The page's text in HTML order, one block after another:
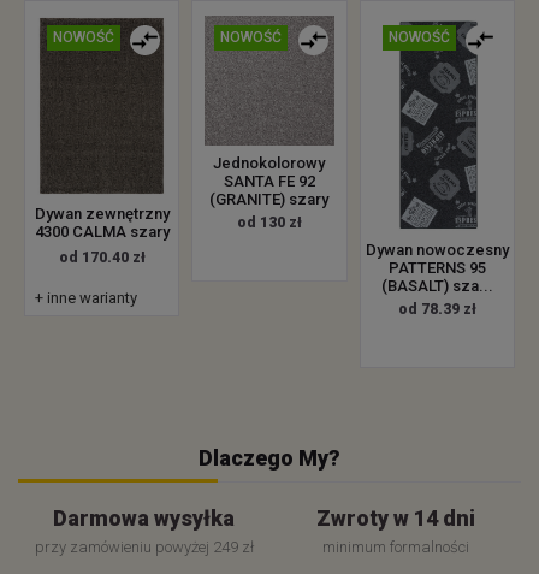
NOWOŚĆ
Dywan zewnętrzny
4300 CALMA szary
od 170.40 zł
+ inne warianty
NOWOŚĆ
Jednokolorowy
SANTA FE 92
(GRANITE) szary
od 130 zł
NOWOŚĆ
Dywan nowoczesny
PATTERNS 95
(BASALT) sza...
od 78.39 zł
Dlaczego My?
Darmowa wysyłka
przy zamówieniu powyżej 249 zł
Zwroty w 14 dni
minimum formalności